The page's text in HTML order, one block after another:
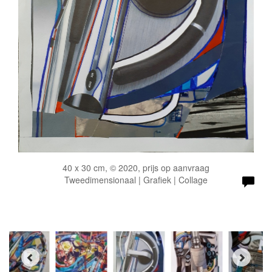
40 x 30 cm, © 2020, prijs op aanvraag
Tweedimensionaal | Grafiek | Collage